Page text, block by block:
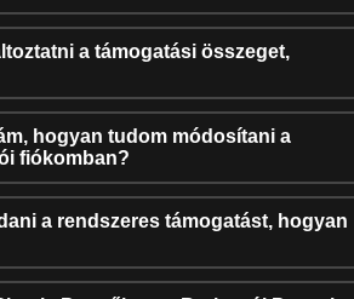
a támogatási összeget,
hogyan tudom módosítani a
fiókomban?
a rendszeres támogatást, hogyan